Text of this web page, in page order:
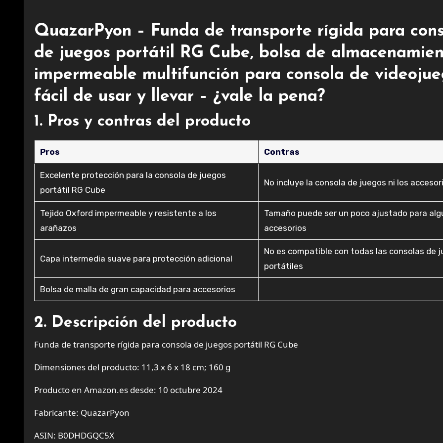
QuazarPyon – Funda de transporte rígida para
de juegos portátil RG Cube, bolsa de
impermeable multifunción para consola de
fácil de usar y llevar – ¿vale la pena?
1. Pros y contras del producto
Pros Contras
Excelente protección para la consola de juegos
portátil RG Cube
No incluye la consola de juegos ni los
Tejido Oxford impermeable y resistente a los
arañazos
Tamaño puede ser un poco ajustado para
accesorios
Capa intermedia suave para protección adicional
No es compatible con todas las consolas de
portátiles
Bolsa de malla de gran capacidad para accesorios
2. Descripción del producto
Funda de transporte rígida para consola de juegos portátil RG Cube
Dimensiones del producto: 11,3 x 6 x 18 cm; 160 g
Producto en Amazon.es desde: 10 octubre 2024
Fabricante: QuazarPyon
ASIN: B0DHDGQC5X